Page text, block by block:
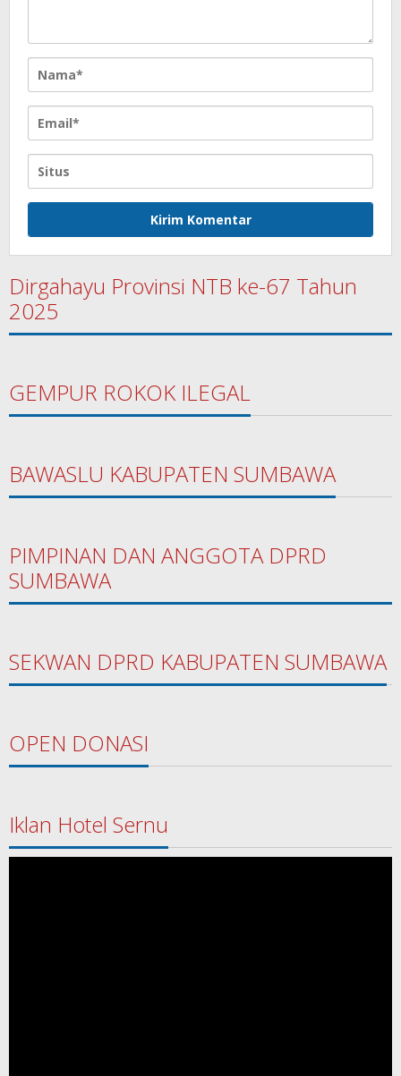
Dirgahayu Provinsi NTB ke-67 Tahun
2025
GEMPUR ROKOK ILEGAL
BAWASLU KABUPATEN SUMBAWA
PIMPINAN DAN ANGGOTA DPRD
SUMBAWA
SEKWAN DPRD KABUPATEN SUMBAWA
OPEN DONASI
Iklan Hotel Sernu